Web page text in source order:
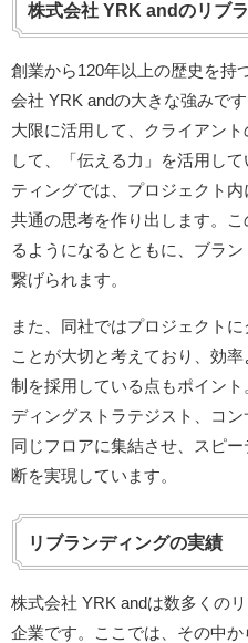
株式会社 YRK andのリブ
創業から120年以上の歴史を持
会社 YRK andの大きな強みで
大限に活用して、クライアン
して、「伝える力」を活用し
ティングでは、プロジェクト
共通の思考を作り出します。
るようになるとともに、ブラ
繋げられます。
また、同社ではプロジェクト
ことが大切と考えており、効
制を採用している点もポイン
ディングストラテジスト、コ
同じフロアに集結させ、スピ
断を実現しています。
リブランディングの実績
株式会社 YRK andは数多くの
企業です。ここでは、その中